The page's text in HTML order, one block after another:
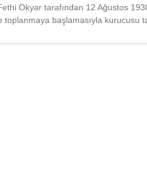
Okyar tarafından 12 Ağustos
toplanmaya başlamasıyla kurucusu